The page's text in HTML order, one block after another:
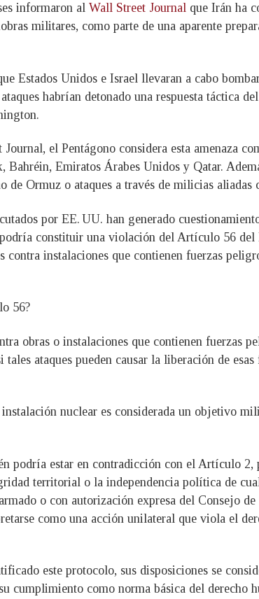
informaron al Wall Street Journal que Irán ha
militares, como parte de una aparente
Estados Unidos e Israel llevaran a cabo
habrían detonado una respuesta táctica
el Pentágono considera esta amenaza
Bahréin, Emiratos Árabes Unidos y Qatar.
de Ormuz o ataques a través de milicias aliadas
por EE. UU. han generado
constituir una violación del Artículo 56
contra instalaciones que contienen fuerzas
56?
obras o instalaciones que contienen fuerzas
ataques pueden causar la liberación de
nuclear es considerada un objetivo
podría estar en contradicción con el Artículo
territorial o la independencia política de
o con autorización expresa del Consejo
como una acción unilateral que viola el
este protocolo, sus disposiciones se
cumplimiento como norma básica del